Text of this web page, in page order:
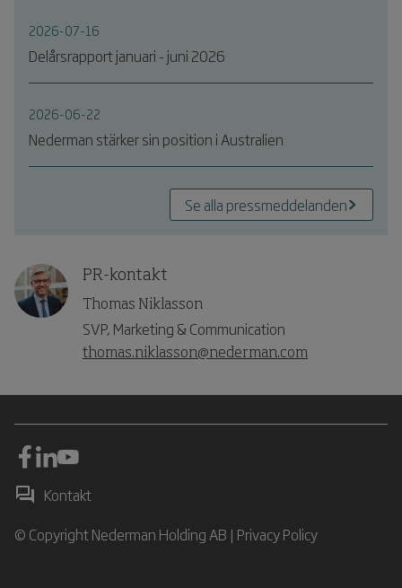
2026-07-16
Delårsrapport januari - juni 2026
2026-06-22
Nederman stärker sin position i Australien
Se alla pressmeddelanden
PR-kontakt
Thomas Niklasson
SVP, Marketing & Communication
thomas.niklasson@nederman.com
Kontakt
© Copyright Nederman Holding AB | Privacy Policy